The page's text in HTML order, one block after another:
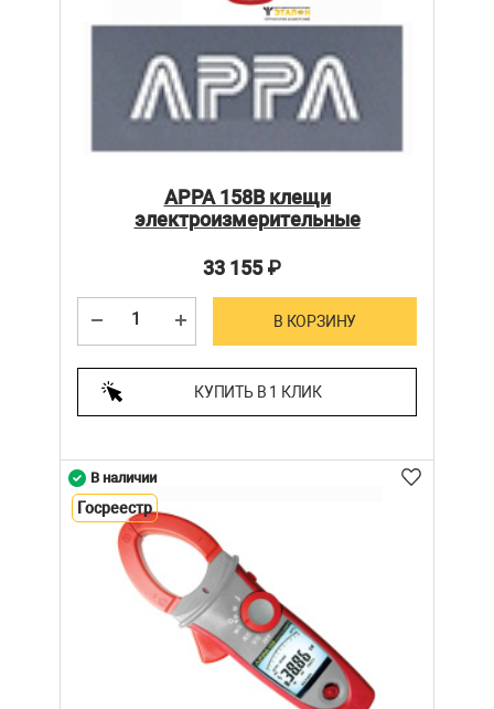
APPA 158B клещи
электроизмерительные
33 155₽
В КОРЗИНУ
КУПИТЬ В 1 КЛИК
В наличии
Госреестр